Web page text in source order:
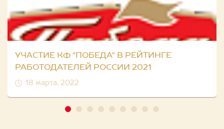
УЧАСТИЕ КФ "ПОБЕДА" В РЕЙТИНГЕ
РАБОТОДАТЕЛЕЙ РОССИИ 2021
18 марта, 2022